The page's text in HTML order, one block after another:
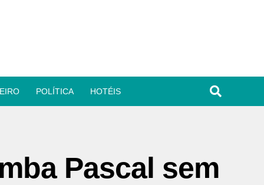
POLÍTICA HOTÉIS
Pascal sem